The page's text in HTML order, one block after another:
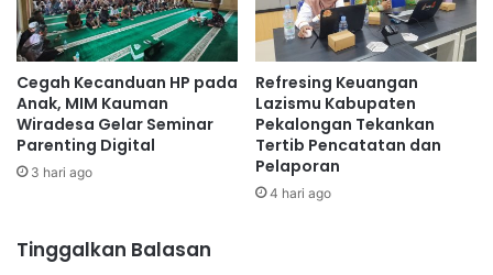
Cegah Kecanduan HP pada
Anak, MIM Kauman
Wiradesa Gelar Seminar
Parenting Digital
3 hari ago
Refresing Keuangan
Lazismu Kabupaten
Pekalongan Tekankan
Tertib Pencatatan dan
Pelaporan
4 hari ago
Tinggalkan Balasan